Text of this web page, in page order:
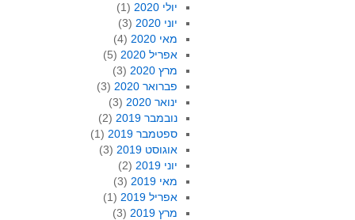
יולי 2020
(1)
יוני 2020
(3)
מאי 2020
(4)
אפריל 2020
(5)
מרץ 2020
(3)
פברואר 2020
(3)
ינואר 2020
(3)
נובמבר 2019
(2)
ספטמבר 2019
(1)
אוגוסט 2019
(3)
יוני 2019
(2)
מאי 2019
(3)
אפריל 2019
(1)
מרץ 2019
(3)